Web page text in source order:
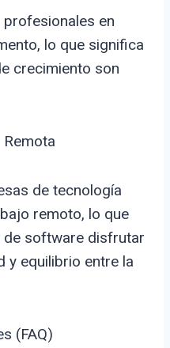
en
lo que significa
crecimiento son
de tecnología
remoto, lo que
de software disfrutar
y equilibrio entre la
(FAQ)